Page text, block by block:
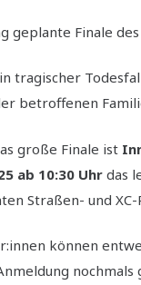
geplante Finale des
tragischer
betroffenen
große Finale ist
ab 10:30 Uhrdas
Straßen- und
können
nochmals